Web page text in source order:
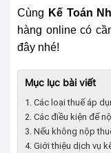
Cùng Kế Toán
hàng online có
đây nhé!
Mục lục bài viết
1. Các loại thuế áp
2. Các điều kiện để
3. Nếu không nộp
4. Giới thiệu dịch vụ